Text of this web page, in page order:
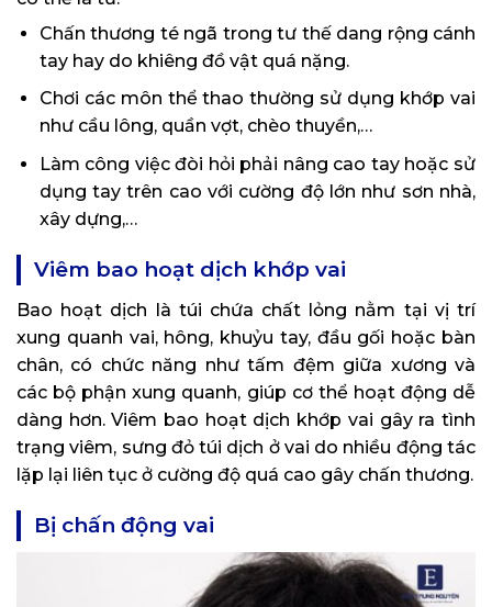
Chấn thương té ngã trong tư thế dang rộng cánh
tay hay do khiêng đồ vật quá nặng.
Chơi các môn thể thao thường sử dụng khớp vai
như cầu lông, quần vợt, chèo thuyền,…
Làm công việc đòi hỏi phải nâng cao tay hoặc sử
dụng tay trên cao với cường độ lớn như sơn nhà,
xây dựng,…
Viêm bao hoạt dịch khớp vai
Bao hoạt dịch là túi chứa chất lỏng nằm tại vị trí
xung quanh vai, hông, khuỷu tay, đầu gối hoặc bàn
chân, có chức năng như tấm đệm giữa xương và
các bộ phận xung quanh, giúp cơ thể hoạt động dễ
dàng hơn. Viêm bao hoạt dịch khớp vai gây ra tình
trạng viêm, sưng đỏ túi dịch ở vai do nhiều động tác
lặp lại liên tục ở cường độ quá cao gây chấn thương.
Bị chấn động vai